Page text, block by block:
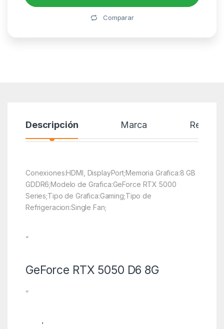
Comparar
Descripción Marca Reseñas
Conexiones:HDMI, DisplayPort;Memoria Grafica:8 GB
GDDR6;Modelo de Grafica:GeForce RTX 5000
Series;Tipo de Grafica:Gaming;Tipo de
Refrigeracion:Single Fan;
“
GeForce RTX 5050 D6 8G
”
‘